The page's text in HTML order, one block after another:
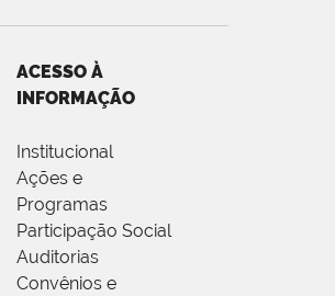
ACESSO À
INFORMAÇÃO
Institucional
Ações e
Programas
Participação Social
Auditorias
Convênios e